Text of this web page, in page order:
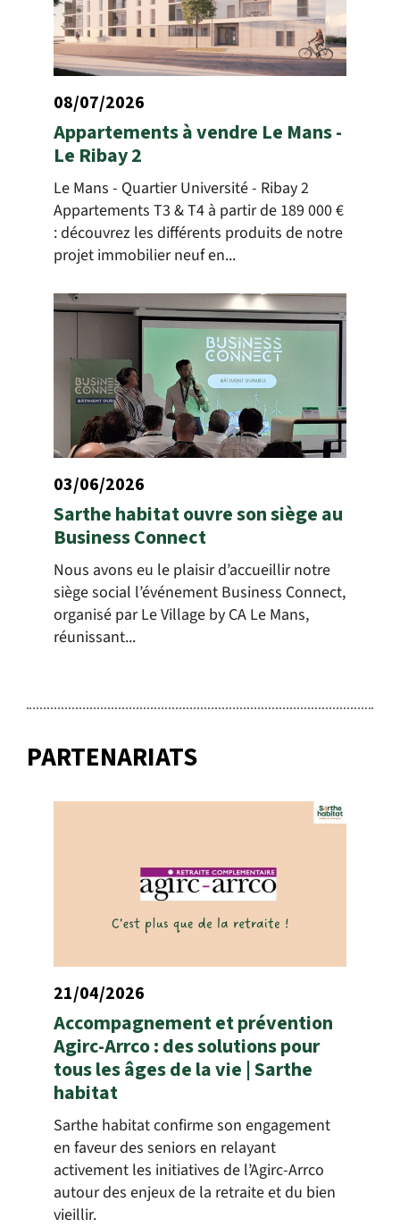
08/07/2026
Appartements à vendre Le Mans -
Le Ribay 2
Le Mans - Quartier Université - Ribay 2
Appartements T3 & T4 à partir de 189 000 €
: découvrez les différents produits de notre
projet immobilier neuf en...
03/06/2026
Sarthe habitat ouvre son siège au
Business Connect
Nous avons eu le plaisir d’accueillir notre
siège social l’événement Business Connect,
organisé par Le Village by CA Le Mans,
réunissant...
PARTENARIATS
21/04/2026
Accompagnement et prévention
Agirc-Arrco : des solutions pour
tous les âges de la vie | Sarthe
habitat
Sarthe habitat confirme son engagement
en faveur des seniors en relayant
activement les initiatives de l’Agirc-Arrco
autour des enjeux de la retraite et du bien
vieillir.